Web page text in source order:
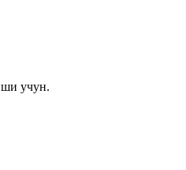
учун.